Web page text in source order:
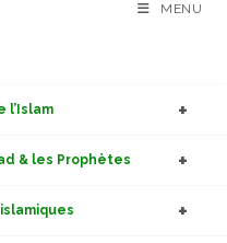
MENU
l’Islam
& les Prophètes